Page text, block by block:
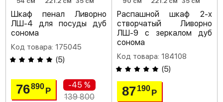
Шкаф пенал Ливорно
ЛШ-4 для посуды дуб
сонома
Код товара: 175045
(5)
76890Р
-45 %
139 800
Распашной шкаф 2-х
створчатый Ливорно
ЛШ-9 с зеркалом дуб
сонома
Код товара: 184108
(5)
87 190 Р